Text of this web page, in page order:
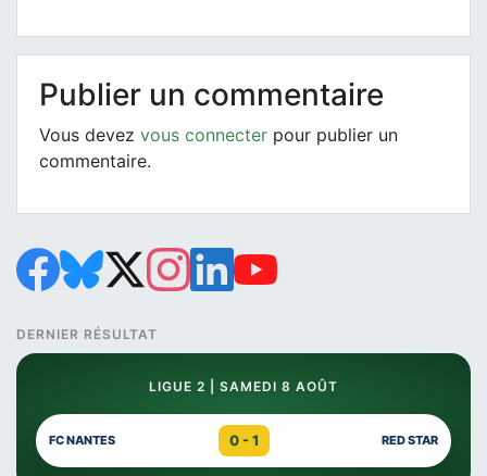
Publier un commentaire
Vous devez vous connecter pour publier un
commentaire.
DERNIER RÉSULTAT
LIGUE 2 | SAMEDI 8 AOÛT
FC NANTES 0 - 1 RED STAR